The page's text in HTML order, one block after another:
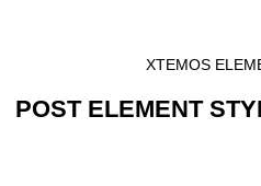
XTEMOS
POST ELEMENT